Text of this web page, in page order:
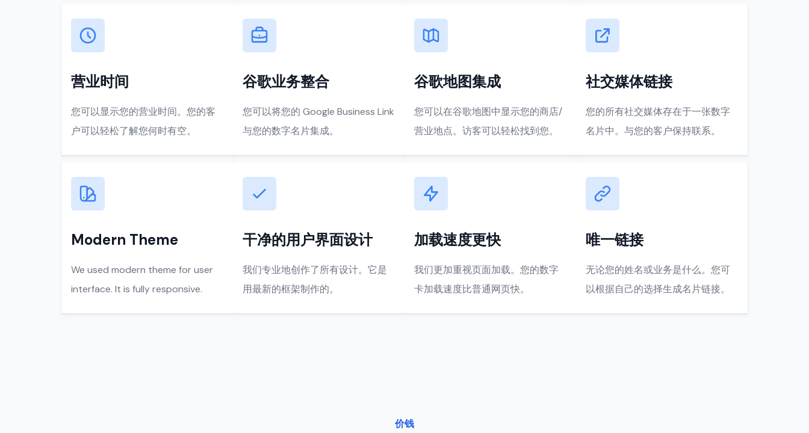
营业时间
您可以显示您的营业时间。您的客
户可以轻松了解您何时有空。
谷歌业务整合
您可以将您的 Google Business Link
与您的数字名片集成。
谷歌地图集成
您可以在谷歌地图中显示您的商店/
营业地点。访客可以轻松找到您。
社交媒体链接
您的所有社交媒体存在于一张数字
名片中。与您的客户保持联系。
Modern Theme
We used modern theme for user
interface. It is fully responsive.
干净的用户界面设计
我们专业地创作了所有设计。它是
用最新的框架制作的。
加载速度更快
我们更加重视页面加载。您的数字
卡加载速度比普通网页快。
唯一链接
无论您的姓名或业务是什么。您可
以根据自己的选择生成名片链接。
价钱